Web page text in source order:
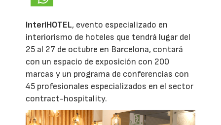
InteriHOTEL, evento especializado en
interiorismo de hoteles que tendrá lugar del
25 al 27 de octubre en Barcelona, contará
con un espacio de exposición con 200
marcas y un programa de conferencias con
45 profesionales especializados en el sector
contract-hospitality.